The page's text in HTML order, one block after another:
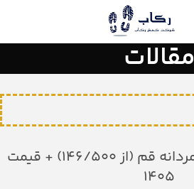
مقالات
حراجی عمده صندل مردانه قم (از 146/500) + قیمت
1405